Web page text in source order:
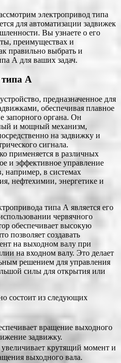
электропривод типа
для автоматизации задвижек
Вы узнаете о его
преимуществах и
правильно выбрать и
А для ваших задач.
типа А
предназначенное для
обеспечивая плавное
запорного органа. Он
и мощный механизм,
на задвижку и
сигнала.
применяется в различных
и эффективное управление
например, в системах
нефтехимии, энергетике и
типа А является его
червячного
обеспечивает высокую
позволяет создавать
на выходном валу при
на входном валу. Это делает
решением для управления
силы для открытия или
состоит из следующих
вращение выходного
задвижку.
увеличивает крутящий момент и
выходного вала.